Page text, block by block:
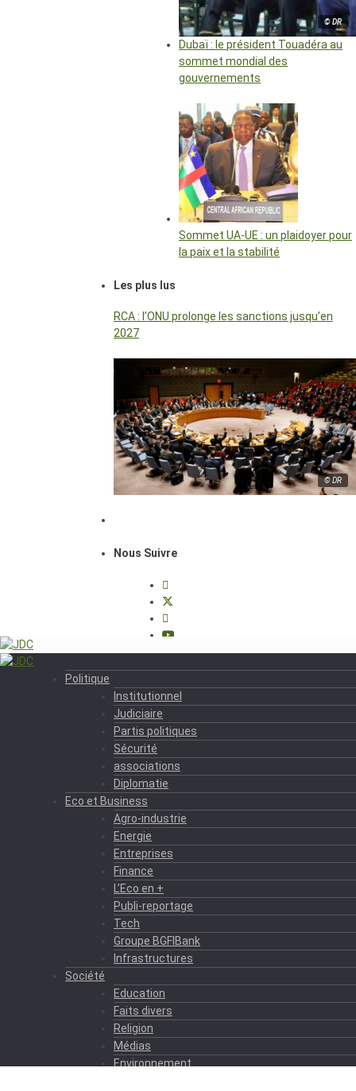
© DR
Dubaï : le président Touadéra au
sommet mondial des
gouvernements
Sommet UA-UE : un plaidoyer pour
la paix et la stabilité
Les plus lus
RCA : l’ONU prolonge les sanctions jusqu’en
2027
© DR
Nous Suivre
Politique
Institutionnel
Judiciaire
Partis politiques
Sécurité
associations
Diplomatie
Eco et Business
Agro-industrie
Energie
Entreprises
Finance
L’Eco en +
Publi-reportage
Tech
Groupe BGFIBank
Infrastructures
Société
Education
Faits divers
Religion
Médias
Environnement